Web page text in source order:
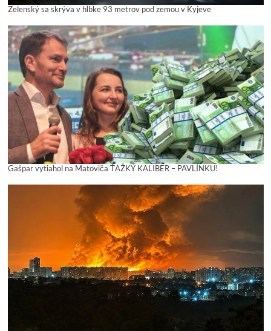
Zelenský sa skrýva v hĺbke 93 metrov pod zemou v Kyjeve
Gašpar vytiahol na Matoviča ŤAŽKÝ KALIBER – PAVLÍNKU!